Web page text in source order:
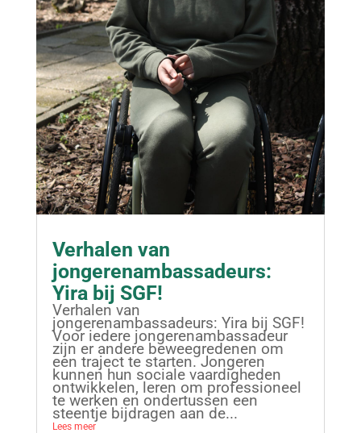
Verhalen van
jongerenambassadeurs:
Yira bij SGF!
Verhalen van
jongerenambassadeurs: Yira bij SGF!
Voor iedere jongerenambassadeur
zijn er andere beweegredenen om
een traject te starten. Jongeren
kunnen hun sociale vaardigheden
ontwikkelen, leren om professioneel
te werken en ondertussen een
steentje bijdragen aan de...
Lees meer